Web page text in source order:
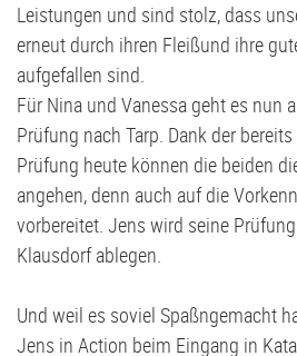
Leistungen und sind stolz, dass
erneut durch ihren Fleißund ihre
aufgefallen sind.
Für Nina und Vanessa geht es nun
Prüfung nach Tarp. Dank der
Prüfung heute können die beiden
angehen, denn auch auf die
vorbereitet. Jens wird seine
Klausdorf ablegen.
Und weil es soviel Spaßngemacht
Jens in Action beim Eingang in